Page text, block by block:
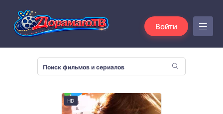
Войти
HD